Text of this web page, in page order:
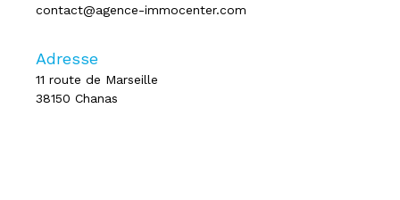
contact@agence-immocenter.com
Adresse
11 route de Marseille
38150 Chanas